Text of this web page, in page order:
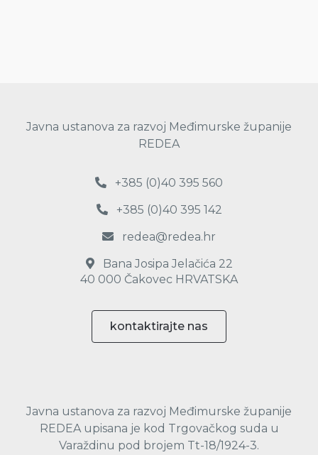
Javna ustanova za razvoj Međimurske županije
REDEA
+385 (0)40 395 560
+385 (0)40 395 142
redea@redea.hr
Bana Josipa Jelačića 22
40 000 Čakovec HRVATSKA
kontaktirajte nas
Javna ustanova za razvoj Međimurske županije
REDEA upisana je kod Trgovačkog suda u
Varaždinu pod brojem Tt-18/1924-3.